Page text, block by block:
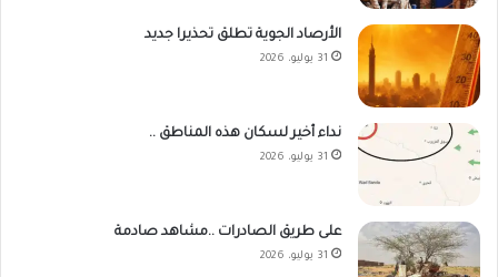
الأرصاد الجوية تطلق تحذيرا جديد
31 يوليو، 2026
نداء أخير لسكان هذه المناطق ..
31 يوليو، 2026
على طريق الصادرات ..مشاهد صادمة
31 يوليو، 2026